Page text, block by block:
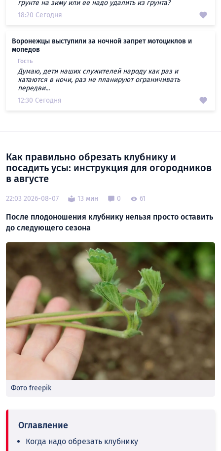
грунте на зиму или ее надо удалить из грунта?
18:20 Сегодня
Воронежцы выступили за ночной запрет мотоциклов и
мопедов
Гость
Думаю, дети наших служителей народу как раз и
катаются в ночи, раз не планируют ограничивать
передви...
12:30 Сегодня
Как правильно обрезать клубнику и
посадить усы: инструкция для огородников
в августе
22:03 2026-08-07 13 мин 0 61
После плодоношения клубнику нельзя просто оставить
до следующего сезона
Фото freepik
Когда надо обрезать клубнику